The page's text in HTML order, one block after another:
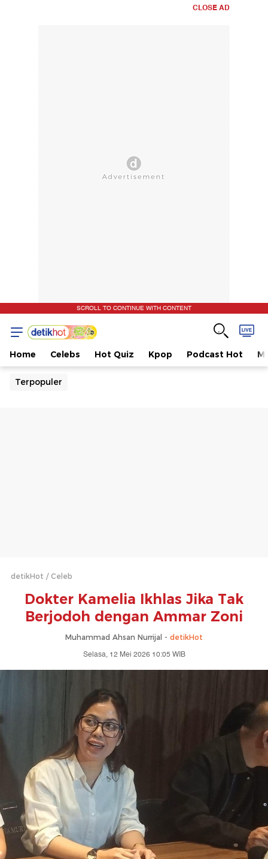
CLOSE AD
SCROLL TO CONTINUE WITH CONTENT
Home Celebs Hot Quiz Kpop Podcast Hot
Terpopuler
detikHot Celeb
Dokter Kamelia Ikhlas Jika Tak
Berjodoh dengan Ammar Zoni
Muhammad Ahsan Nurrijal - detikHot
Selasa, 12 Mei 2026 10:05 WIB